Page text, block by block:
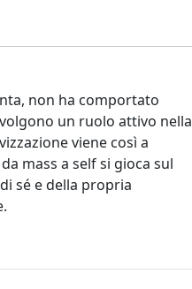
non ha comportato
un ruolo attivo nella
viene così a
mass a self si gioca sul
sé e della propria